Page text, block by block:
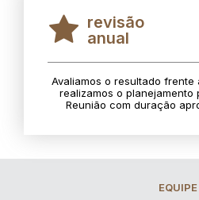
revisão
anual
Avaliamos o resultado
realizamos o planejamento
Reunião com duração
EQUIPE